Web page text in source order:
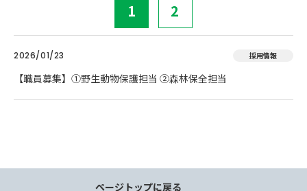
1 2
2026/01/23 採用情報
【職員募集】①野生動物保護担当 ②森林保全担当
ページトップに戻る